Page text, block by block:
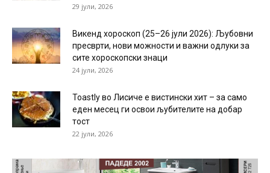
29 јули, 2026
Викенд хороскоп (25–26 јули 2026): Љубовни
пресврти, нови можности и важни одлуки за
сите хороскопски знаци
24 јули, 2026
Toastly во Лисиче е вистински хит – за само
еден месец ги освои љубителите на добар
тост
22 јули, 2026